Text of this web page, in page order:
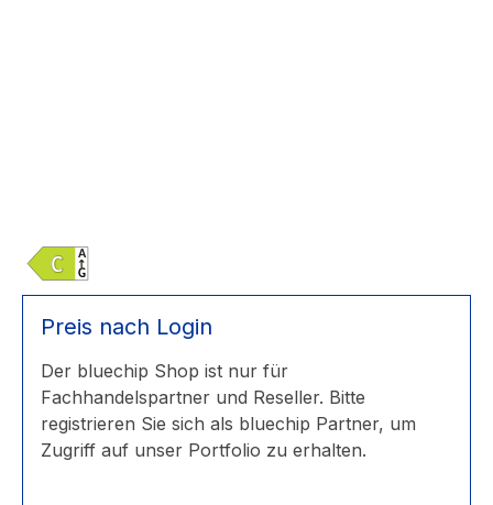
Preis nach Login
Der bluechip Shop ist nur für
Fachhandelspartner und Reseller. Bitte
registrieren Sie sich als bluechip Partner, um
Zugriff auf unser Portfolio zu erhalten.